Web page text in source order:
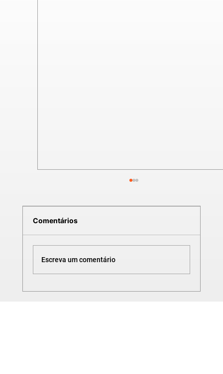
CURSO DE SOLIDWORKS | TANQUE
Comentários
Escreva um comentário